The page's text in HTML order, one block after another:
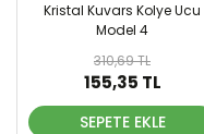
Kristal Kuvars Kolye Ucu
Model 4
310,69 TL
155,35 TL
SEPETE EKLE